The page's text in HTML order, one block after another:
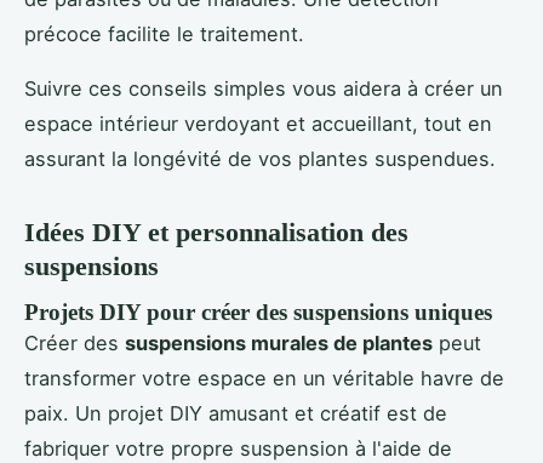
précoce facilite le traitement.
Suivre ces conseils simples vous aidera à créer un
espace intérieur verdoyant et accueillant, tout en
assurant la longévité de vos plantes suspendues.
Idées DIY et personnalisation des
suspensions
Projets DIY pour créer des suspensions uniques
Créer des suspensions murales de plantes peut
transformer votre espace en un véritable havre de
paix. Un projet DIY amusant et créatif est de
fabriquer votre propre suspension à l'aide de